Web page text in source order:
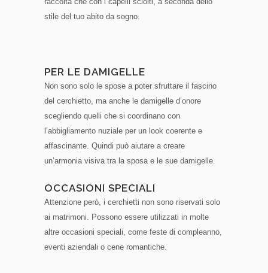
stile del tuo abito da sogno.
PER LE DAMIGELLE
Non sono solo le spose a poter sfruttare il fascino
del cerchietto, ma anche le damigelle d’onore
scegliendo quelli che si coordinano con
l’abbigliamento nuziale per un look coerente e
affascinante. Quindi può aiutare a creare
un’armonia visiva tra la sposa e le sue damigelle.
OCCASIONI SPECIALI
Attenzione però, i cerchietti non sono riservati solo
ai matrimoni. Possono essere utilizzati in molte
altre occasioni speciali, come feste di compleanno,
eventi aziendali o cene romantiche.